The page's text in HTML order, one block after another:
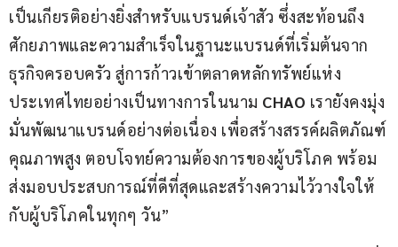
เป็นเกียรติอย่างยิ่งสำหรับแบรนด์เจ้าสัว ซึ่งสะท้อนถึง
ศักยภาพและความสำเร็จในฐานะแบรนด์ที่เริ่มต้นจาก
ธุรกิจครอบครัว สู่การก้าวเข้าตลาดหลักทรัพย์แห่ง
ประเทศไทยอย่างเป็นทางการในนาม CHAO เรายังคงมุ่ง
มั่นพัฒนาแบรนด์อย่างต่อเนื่อง เพื่อสร้างสรรค์ผลิตภัณฑ์
คุณภาพสูง ตอบโจทย์ความต้องการของผู้บริโภค พร้อม
ส่งมอบประสบการณ์ที่ดีที่สุดและสร้างความไว้วางใจให้
กับผู้บริโภคในทุกๆ วัน”